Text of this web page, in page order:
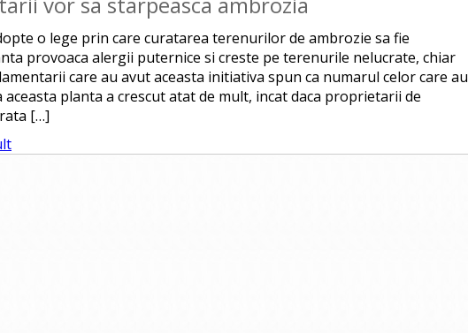
o lege prin care curatarea terenurilor de ambrozie sa fie
provoaca alergii puternice si creste pe terenurile nelucrate, chiar
care au avut aceasta initiativa spun ca numarul celor care au
planta a crescut atat de mult, incat daca proprietarii de
[…]